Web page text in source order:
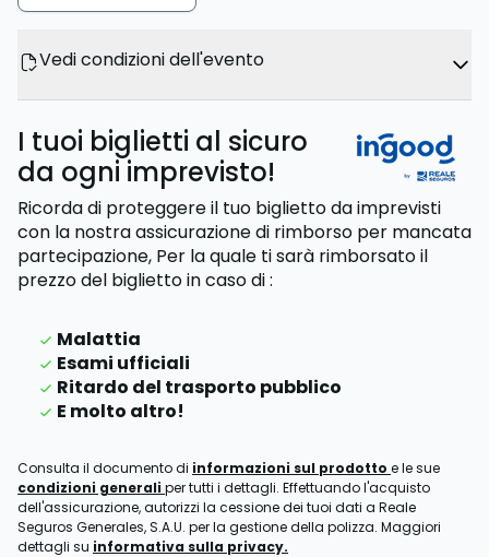
Vedi condizioni dell'evento
I tuoi biglietti al sicuro
da ogni imprevisto!
Ricorda di proteggere il tuo biglietto da imprevisti
con la nostra assicurazione di rimborso per mancata
partecipazione, Per la quale ti sarà rimborsato il
prezzo del bigliettoin caso di:
Malattia
Esami ufficiali
Ritardo del trasporto pubblico
E molto altro!
Consulta il documento di informazioni sul prodotto e le sue
condizioni generali per tutti i dettagli. Effettuando l'acquisto
dell'assicurazione, autorizzi la cessione dei tuoi dati a Reale
Seguros Generales, S.A.U. per la gestione della polizza. Maggiori
dettagli su informativa sulla privacy.